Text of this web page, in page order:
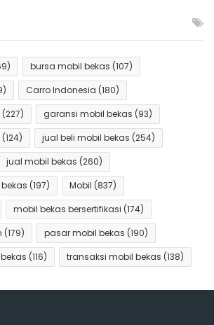
bursa mobil bekas (107)
Carro Indonesia (180)
(227) garansi mobil bekas (93)
(124) jual beli mobil bekas (254)
jual mobil bekas (260)
(197) Mobil (837)
mobil bekas bersertifikasi (174)
(179) pasar mobil bekas (190)
(116) transaksi mobil bekas (138)